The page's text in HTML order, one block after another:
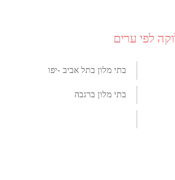
לפי ערים
בתי מלון בתל אביב -יפו
בתי מלון ברגבה